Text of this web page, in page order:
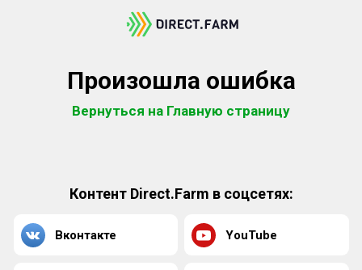
Произошла ошибка
Вернуться на Главную страницу
Контент Direct.Farm в соцсетях:
Вконтакте YouTube